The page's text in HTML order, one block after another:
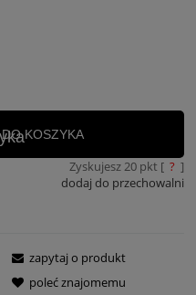
DO KOSZYKA
Zyskujesz20pkt [ ? ]
dodaj do przechowalni
zapytaj o produkt
poleć znajomemu